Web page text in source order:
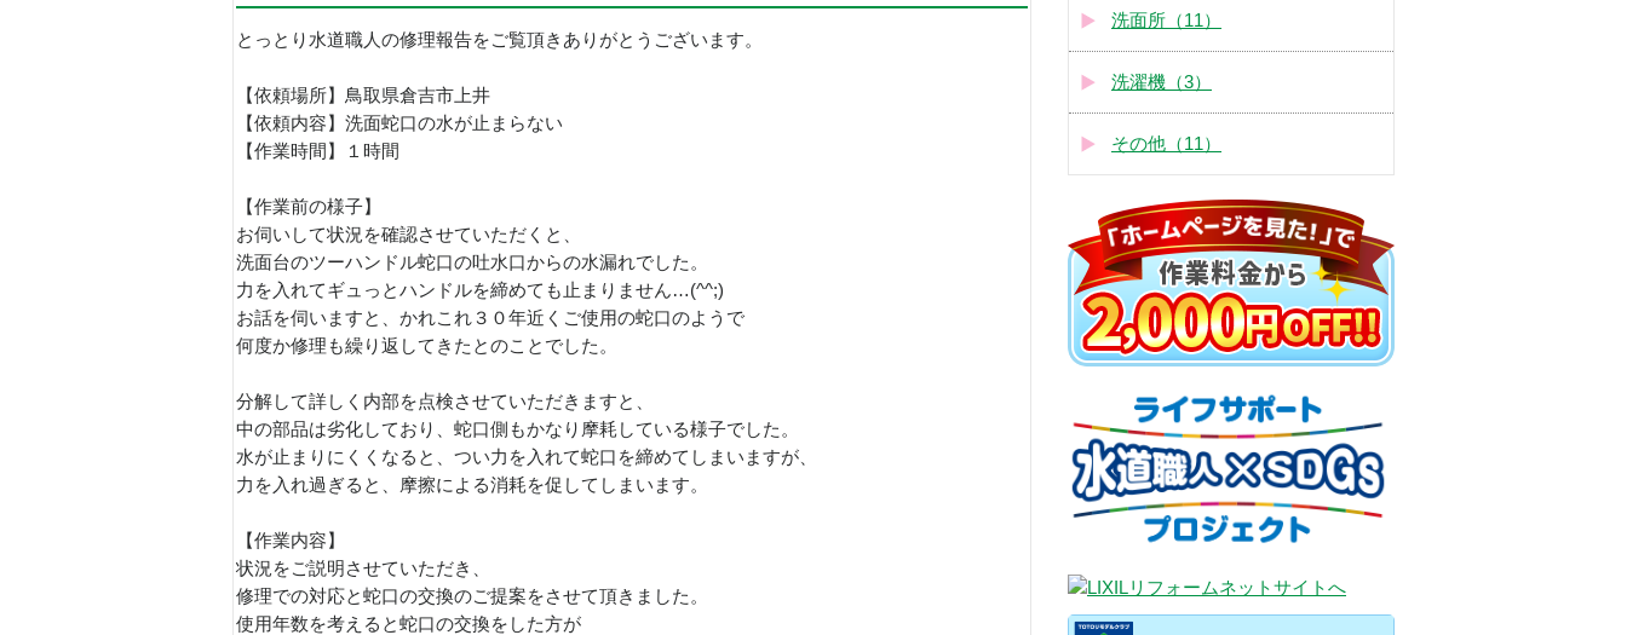
とっとり水道職人の修理報告をご覧頂きありがとうございます。
【依頼場所】鳥取県倉吉市上井
【依頼内容】洗面蛇口の水が止まらない
【作業時間】１時間
【作業前の様子】
お伺いして状況を確認させていただくと、
洗面台のツーハンドル蛇口の吐水口からの水漏れでした。
力を入れてギュっとハンドルを締めても止まりません…(^^;)
お話を伺いますと、かれこれ３０年近くご使用の蛇口のようで
何度か修理も繰り返してきたとのことでした。
分解して詳しく内部を点検させていただきますと、
中の部品は劣化しており、蛇口側もかなり摩耗している様子でした。
水が止まりにくくなると、つい力を入れて蛇口を締めてしまいますが、
力を入れ過ぎると、摩擦による消耗を促してしまいます。
【作業内容】
状況をご説明させていただき、
修理での対応と蛇口の交換のご提案をさせて頂きました。
使用年数を考えると蛇口の交換をした方が
洗面所（11）
洗濯機（3）
その他（11）